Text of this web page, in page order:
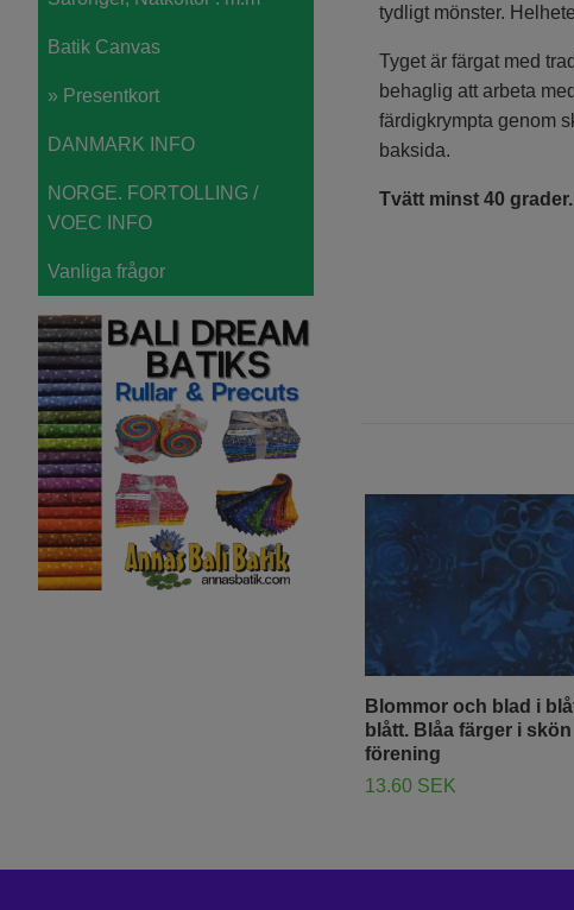
Batik Canvas
» Presentkort
DANMARK INFO
NORGE. FORTOLLING /
VOEC INFO
Vanliga frågor
tydligt mönster.
Tyget är färgat med
behaglig att arbeta
färdigkrympta genom
baksida.
Tvätt minst 40
Blommor och blad i
blått. Blåa färger i skön
förening
13.60 SEK